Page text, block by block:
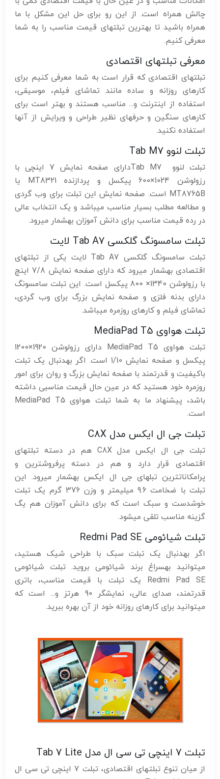
چالش همراه است. از این رو برای حل این مشکل با ما
همراه باشید تا بهترین تبلتهای قیمت مناسب را به شما
معرفی کنیم.
معرفی تبلتهای اقتصادی
تبلتهای اقتصادی که قرار است به شما معرفی کنیم برای
کارهای روزانه و ساده مانند تماشای فیلم، موسیقی،
استفاده از اینترنت و... مناسب هستند و بهتر است برای
کارهای سنگین و حرفهای نظیر طراحی و ویرایش از آنها
استفاده نکنید.
تبلت لنوو Tab M7
تبلت لنوو Tab M7دارای صفحه ‌نمایش 7 اینچی با
رزولوشن 1024×600 پیکسل و پردازنده MT8321 یا
MT8765B است. صفحه نمایش این تبلت برای وب گردی
و مطالعه مطلب بسیار مناسب میباشد و یک انتخاب عالی
در رده قیمت مناسب برای دانش آموزان بهشمار میرود.
تبلت سامسونگ گلکسی Tab A7 لایت
تبلت سامسونگ گلکسی Tab A7 لایت یکی از تبلتهای
اقتصادی بهشمار میرود که دارای صفحه نمایش 7/8 اینچ
با رزولوشن 1340× 800 پیکسل است. این تبلت سامسونگ
دارای بدنه فلزی و صفحه نمایش بزرگ برای وب گردی،
تماشای فیلم و کارهای روزمره میباشد.
تبلت هواوی MediaPad T5
تبلت هواوی MediaPad T5 دارای رزولوشن 1920×1200
پیکسل و صفحه نمایش 1/10 است. اگر بهدنبال یک تبلت
باکیفیت و قدرتمند با صفحه نمایش بزرگ و روان برای امور
روزمره خود هستید که در عین حال قیمت مناسبی داشته
باشد، پیشنهاد ما به شما تبلت هواوی MediaPad T5
است.
تبلت جی ال ایکس مدل C8X
تبلت جی ال ایکس مدل C8X هم در دسته تبلتهای
اقتصادی قرار دارد و هم در دسته پرفروشترین و
پرامکاناتترین تبلهای جی ال ایکس بهشمار میرود. این
تبلت با ضخامت 9.6 میلیمتر و وزن 376 گرم یک تبلت
خوشدست و سبک است که برای دانش آموزان هم یگ
گزینه مناسب تلقی میشود.
تبلت شیائومی Redmi Pad SE
اگر بهدنبال یک تبلت سبک با طراحی شیک هستید،
میتوانید بهسراغ برند شیائومی بروید. تبلت شیائومی
Redmi Pad SE یک تبلت با قیمت مناسب، باتری
قدرتمند، صدای عالی، نمایشگر 90 هرتز و... است که
میتوانید برای کارهای روزانه خود از آن بهره ببرید.
تبلت 7 اینچی تی سی ال مدل Tab 7 Lite
از میان تنوع تبلت‎های اقتصادی، تبلت 7 اینچی تی سی ال